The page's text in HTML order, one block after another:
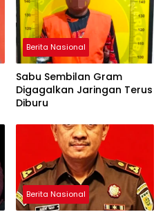
Berita Nasional
Sabu Sembilan Gram
Digagalkan Jaringan Terus
Diburu
Berita Nasional